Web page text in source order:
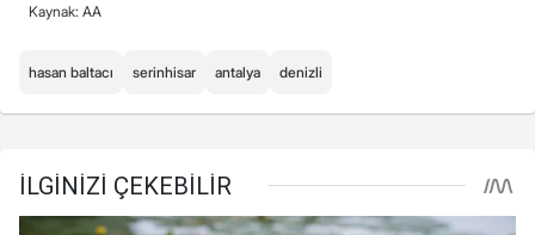
Kaynak: AA
hasan baltacı serinhisar antalya denizli